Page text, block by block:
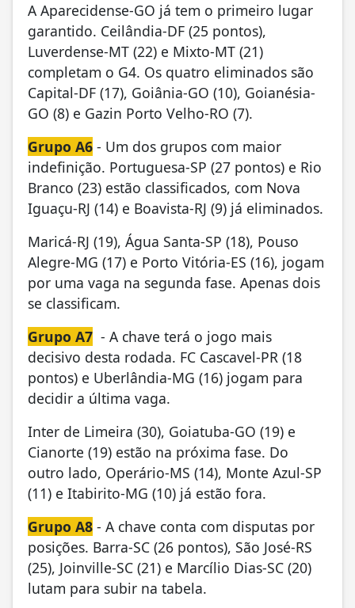
A Aparecidense-GO já tem o primeiro lugar
garantido. Ceilândia-DF (25 pontos),
Luverdense-MT (22) e Mixto-MT (21)
completam o G4. Os quatro eliminados são
Capital-DF (17), Goiânia-GO (10), Goianésia-
GO (8) e Gazin Porto Velho-RO (7).
Grupo A6 - Um dos grupos com maior
indefinição. Portuguesa-SP (27 pontos) e Rio
Branco (23) estão classificados, com Nova
Iguaçu-RJ (14) e Boavista-RJ (9) já eliminados.
Maricá-RJ (19), Água Santa-SP (18), Pouso
Alegre-MG (17) e Porto Vitória-ES (16), jogam
por uma vaga na segunda fase. Apenas dois
se classificam.
Grupo A7 - A chave terá o jogo mais
decisivo desta rodada. FC Cascavel-PR (18
pontos) e Uberlândia-MG (16) jogam para
decidir a última vaga.
Inter de Limeira (30), Goiatuba-GO (19) e
Cianorte (19) estão na próxima fase. Do
outro lado, Operário-MS (14), Monte Azul-SP
(11) e Itabirito-MG (10) já estão fora.
Grupo A8 - A chave conta com disputas por
posições. Barra-SC (26 pontos), São José-RS
(25), Joinville-SC (21) e Marcílio Dias-SC (20)
lutam para subir na tabela.